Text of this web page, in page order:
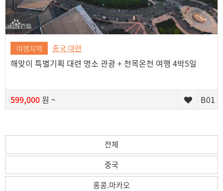
여행지역 중국 대련
해맞이 특별기획 대련 명소 관광 + 천목온천 여행 4박5일
599,000원 ~ B01
전체
중국
홍콩.마카오